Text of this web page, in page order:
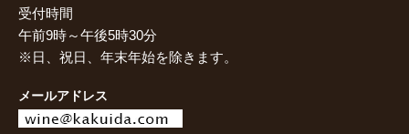
受付時間
午前9時～午後5時30分
※日、祝日、年末年始を除きます。
メールアドレス